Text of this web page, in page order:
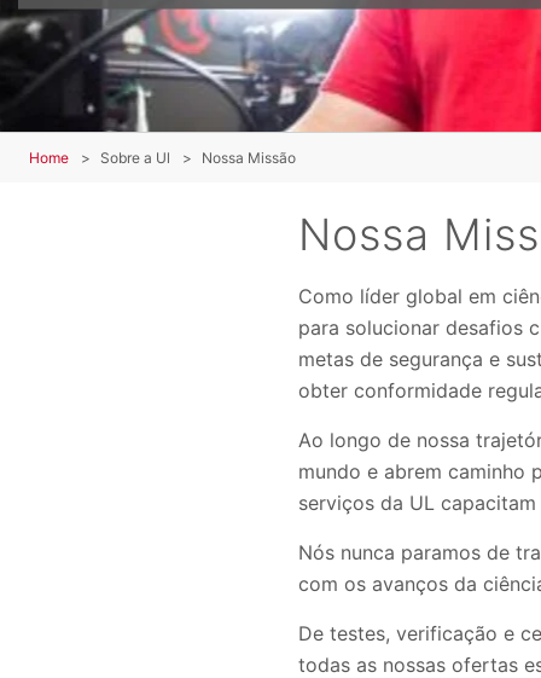
Home Sobre a Ul Nossa Missão
Nossa
Como líder global em
para solucionar desafios
metas de segurança e
obter conformidade
Ao longo de nossa
mundo e abrem caminho
serviços da UL
Nós nunca paramos de
com os avanços da
De testes, verificação e
todas as nossas ofertas